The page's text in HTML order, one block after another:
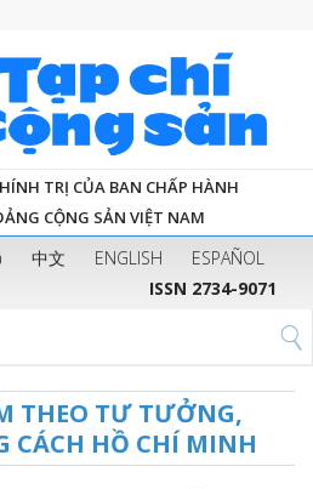
TRỊ CỦA BAN CHẤP HÀNH
CỘNG SẢN VIỆT NAM
中文 ENGLISH
ESPAÑOL
ISSN 2734-9071
THEO TƯ TƯỞNG,
CÁCH HỒ CHÍ MINH